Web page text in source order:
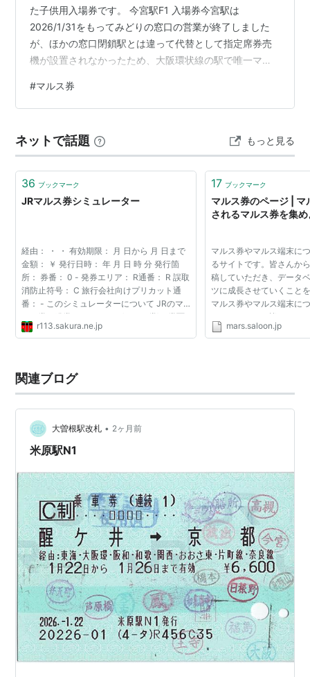
た子供用入場券です。 今宮駅F1 入場券今宮駅は
2026/1/31をもってみどりの窓口の営業が終了しました
が、ほかの窓口閉鎖駅とは違って代替として指定席券売
機が設置されなかったため、大阪環状線の駅で唯一マル
#マルス券
ネットで話題 もっと見る
36 ブックマーク
JRマルス券シミュレーター
経由： ・ ・ 有効期限： 月 日から 月 日まで
金額： ￥ 発行日時： 年 月 日 時 分 発行箇
所： 券番： 0 - 発券エリア： R通番： R 誤取
消防止符号： C 旅行会社向けプリカット通
番： - このシミュレーターについて JRのマ
ルス券で発券されるきっぷ(マルス券)の券面
の印字をシミュレーションできるシミュレー
r113.sakura.ne.jp
17 ブックマーク
マルス券のページ | マ
されるマルス券を集
マルス券やマルス端末に
るサイトです。皆さんか
稿していただき、データ
ツに成長させていくこと
マルス券やマルス端末に
るサイトです。皆さんか
稿していただき、データ
mars.saloon.jp
関連ブログ
大曽根駅改札 • 2ヶ月前
米原駅N1